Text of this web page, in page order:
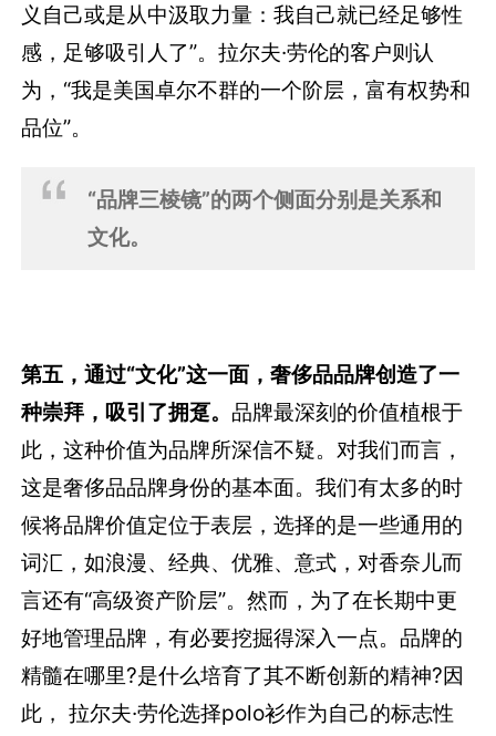
义自己或是从中汲取力量：我自己就已经足够性
感，足够吸引人了”。拉尔夫·劳伦的客户则认
为，“我是美国卓尔不群的一个阶层，富有权势和
品位”。
“品牌三棱镜”的两个侧面分别是关系和
文化。
第五，通过“文化”这一面，奢侈品品牌创造了一
种崇拜，吸引了拥趸。 品牌最深刻的价值植根于
此，这种价值为品牌所深信不疑。对我们而言，
这是奢侈品品牌身份的基本面。我们有太多的时
候将品牌价值定位于表层，选择的是一些通用的
词汇，如浪漫、经典、优雅、意式，对香奈儿而
言还有“高级资产阶层”。然而，为了在长期中更
好地管理品牌，有必要挖掘得深入一点。品牌的
精髓在哪里?是什么培育了其不断创新的精神?因
此， 拉尔夫·劳伦选择polo衫作为自己的标志性